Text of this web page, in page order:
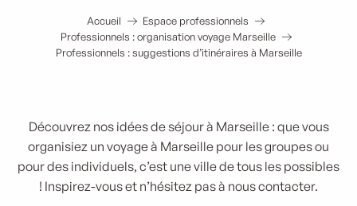
Accueil
Espace professionnels
Professionnels : organisation voyage Marseille
Professionnels : suggestions d’itinéraires à Marseille
Découvrez nos idées de séjour à Marseille : que vous
organisiez un voyage à Marseille pour les groupes ou
pour des individuels, c’est une ville de tous les possibles
! Inspirez-vous et n’hésitez pas à nous contacter.